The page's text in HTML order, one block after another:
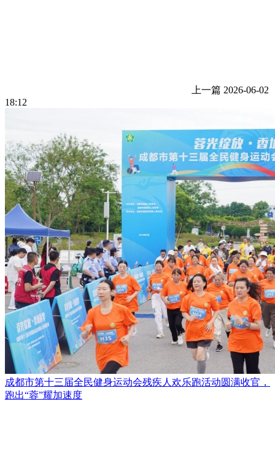
上一篇 2026-06-02
18:12
成都市第十三届全民健身运动会残疾人欢乐跑活动圆满收官，
跑出“蓉”耀加速度